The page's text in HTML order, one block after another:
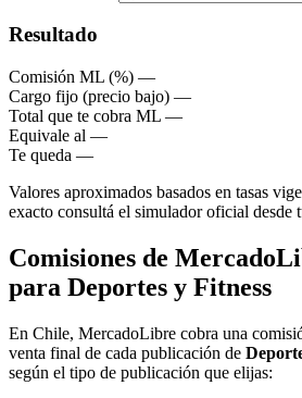
Resultado
Comisión ML (%) —
Cargo fijo (precio bajo) —
Total que te cobra ML —
Equivale al —
Te queda —
Valores aproximados basados en tasas
exacto consultá el simulador oficial desde
Comisiones de
para Deportes y Fitness
En Chile, MercadoLibre cobra una
venta final de cada publicación de
según el tipo de publicación que elijas: